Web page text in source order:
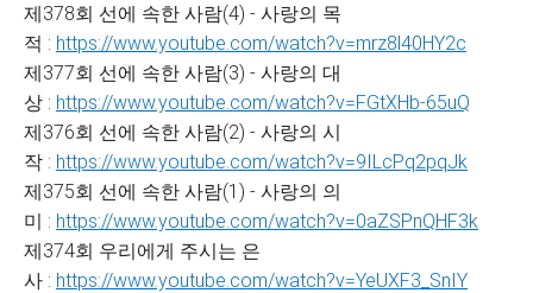
제378회 선에 속한 사람(4) - 사랑의 목
적 : https://www.youtube.com/watch?v=mrz8l40HY2c
제377회 선에 속한 사람(3) - 사랑의 대
상 : https://www.youtube.com/watch?v=FGtXHb-65uQ
제376회 선에 속한 사람(2) - 사랑의 시
작 : https://www.youtube.com/watch?v=9ILcPq2pqJk
제375회 선에 속한 사람(1) - 사랑의 의
미 : https://www.youtube.com/watch?v=0aZSPnQHF3k
제374회 우리에게 주시는 은
사 : https://www.youtube.com/watch?v=YeUXF3_SnIY